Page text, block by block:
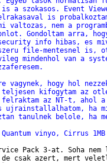
szokasos. Event
is
nem a
Gondoltam arra,
info hibas, es
file-mentesnel is,
mindenhol van a
hogy hol
kifogytam az
az NT-t, ahol a
ujrainstallalhatom, ha
tanulnek belole, ha
vinyo, Cirrus 1MB
Pack 3-at. Soha
csak azert, mert